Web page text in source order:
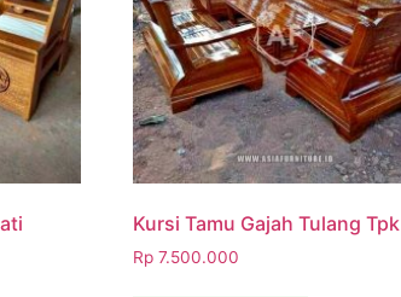
Kursi Tamu Gajah Tulang Tpk
Rp 7.500.000